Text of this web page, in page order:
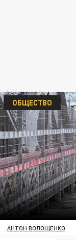
ОБЩЕСТВО
АНТОН ВОЛОЩЕНКО